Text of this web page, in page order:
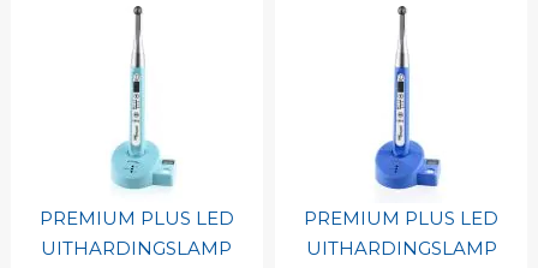
PREMIUM PLUS LED
UITHARDINGSLAMP
PREMIUM PLUS LED
UITHARDINGSLAMP